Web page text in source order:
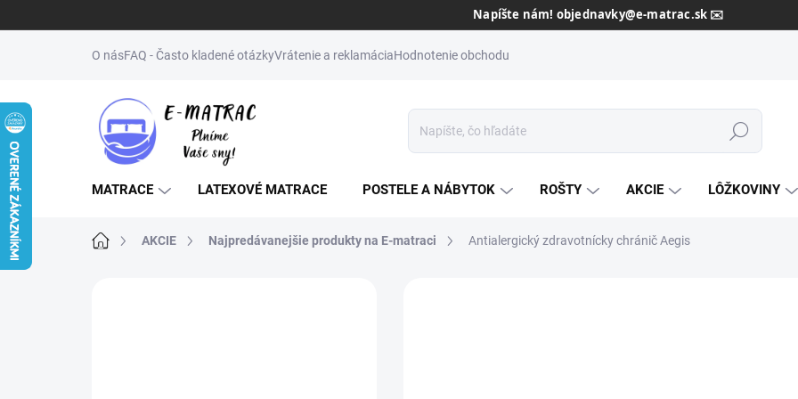
Dôveryhodný slovenský predajca od roku 2013 🇸🇰
O násFAQ - Často kladené otázkyVrátenie a reklamáciaHodnotenie obchodu
Hľadať
MATRACE LATEXOVÉ MATRACE POSTELE A NÁBYTOK ROŠTY AKCIE LÔŽKOVINY
DomovAKCIE Najpredávanejšie produkty na E-matraci Antialergický zdravotnícky chránič Aegis